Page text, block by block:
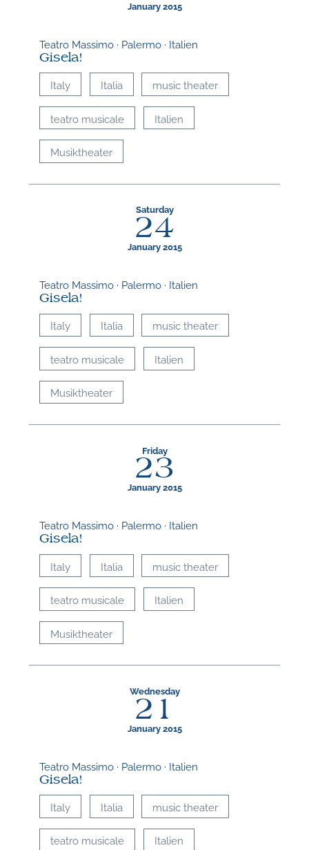
January 2015
Teatro Massimo · Palermo · Italien
Gisela!
Italy Italia music theater
teatro musicale Italien
Musiktheater
Saturday
24
January 2015
Teatro Massimo · Palermo · Italien
Gisela!
Italy Italia music theater
teatro musicale Italien
Musiktheater
Friday
23
January 2015
Teatro Massimo · Palermo · Italien
Gisela!
Italy Italia music theater
teatro musicale Italien
Musiktheater
Wednesday
21
January 2015
Teatro Massimo · Palermo · Italien
Gisela!
Italy Italia music theater
teatro musicale Italien